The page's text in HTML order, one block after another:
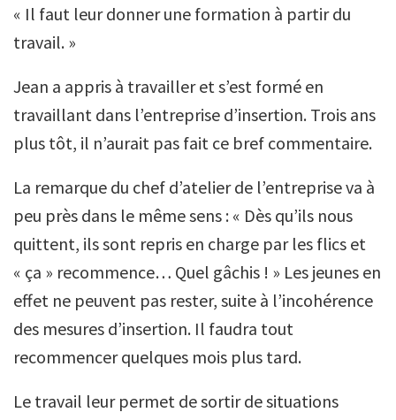
« Il faut leur donner une formation à partir du
travail. »
Jean a appris à travailler et s’est formé en
travaillant dans l’entreprise d’insertion. Trois ans
plus tôt, il n’aurait pas fait ce bref commentaire.
La remarque du chef d’atelier de l’entreprise va à
peu près dans le même sens : « Dès qu’ils nous
quittent, ils sont repris en charge par les flics et
« ça » recommence… Quel gâchis ! » Les jeunes en
effet ne peuvent pas rester, suite à l’incohérence
des mesures d’insertion. Il faudra tout
recommencer quelques mois plus tard.
Le travail leur permet de sortir de situations